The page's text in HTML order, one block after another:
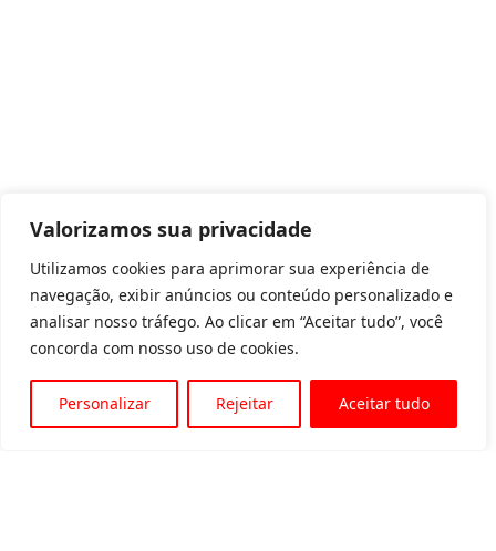
Valorizamos sua privacidade
Utilizamos cookies para aprimorar sua experiência de
navegação, exibir anúncios ou conteúdo personalizado e
analisar nosso tráfego. Ao clicar em “Aceitar tudo”, você
concorda com nosso uso de cookies.
Personalizar Rejeitar Aceitar tudo